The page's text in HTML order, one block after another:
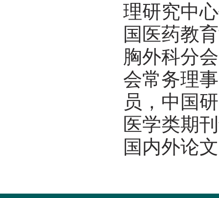
理研究中
国医药教
胸外科分
会常务理
员，中国
医学类期
国内外论